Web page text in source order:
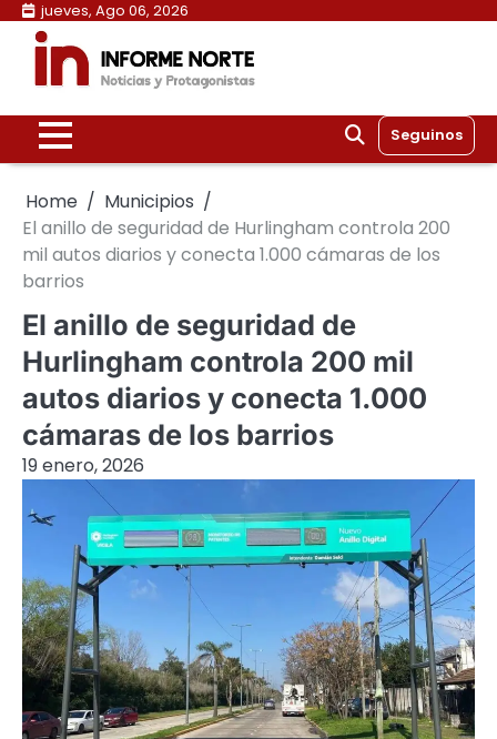
Skip
content
jueves, Ago 06, 2026
Seguinos
Home
Municipios
El anillo de seguridad de Hurlingham controla 200
mil autos diarios y conecta 1.000 cámaras de los
barrios
El anillo de seguridad de
Hurlingham controla 200 mil
autos diarios y conecta 1.000
cámaras de los barrios
19 enero, 2026